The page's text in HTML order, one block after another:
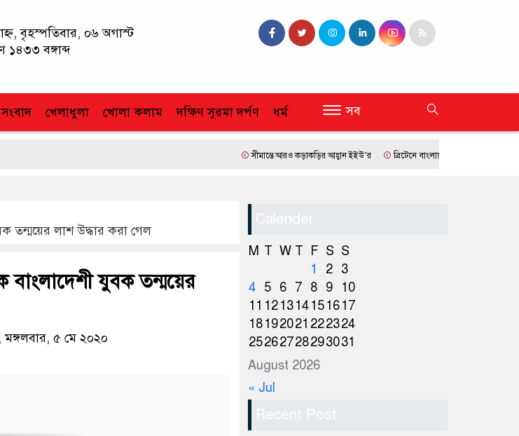
বৃহস্পতিবার, ০৬ অগাস্ট
১৪৩৩ বঙ্গাব্দ
খেলাধুলা খোলা কলাম দক্ষিণ সুরমা দর্পণ ধর্ম সব
সীমান্তে আরও কড়াকড়ির আহ্বান ইইউ’র ব্রিটেনে বাংলাদেশি প্রায় ৭ লাখ ৯৫ শতাংশই
তন্ময়ের লাশ উদ্ধার করা গেল
বাংলাদেশী যুবক তন্ময়ের
৫ মে ২০২০
Calender
August 2026
M T W T F S S
1
2 3
4 5 6 7 8 9
10
11 121314151617
18192021 222324
25262728293031
« Jul
Recent Post